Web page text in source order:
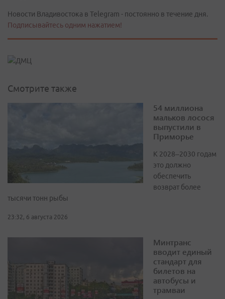
Новости Владивостока в Telegram - постоянно в течение дня.
Подписывайтесь одним нажатием!
Смотрите также
54 миллиона
мальков лосося
выпустили в
Приморье
К 2028–2030 годам
это должно
обеспечить
возврат более
тысячи тонн рыбы
23:32, 6 августа 2026
Минтранс
вводит единый
стандарт для
билетов на
автобусы и
трамваи